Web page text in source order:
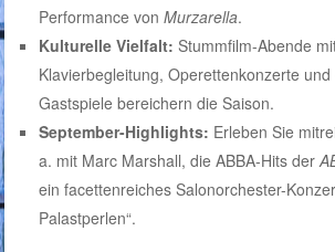
Performance von Murzarella.
Kulturelle Vielfalt: Stummfilm-Abende
Klavierbegleitung, Operettenkonzerte
Gastspiele bereichern die Saison.
September-Highlights: Erleben Sie
a. mit Marc Marshall, die ABBA-Hits der
ein facettenreiches Salonorchester-
Palastperlen“.